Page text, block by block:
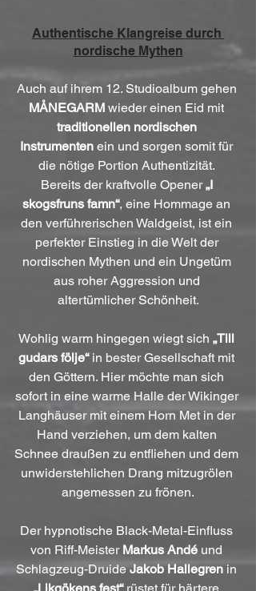
Authentische Klangreise durch
nordische Mythen
Auch auf ihrem 12. Studioalbum gehen
MÅNEGARM wieder einen Eid mit
traditionellen nordischen
Instrumenten ein und sorgen somit für
die nötige Portion Authentizität.
Bereits der kraftvolle Opener „I
skogsfruns famn“, eine Hommage an
den verführerischen Waldgeist, ist ein
perfekter Einstieg in die Welt der
nordischen Mythen und ein Ungetüm
aus roher Aggression und
altertümlicher Schönheit.
Wohlig warm hingegen wiegt sich „Till
gudars följe“ in bester Gesellschaft mit
den Göttern. Hier möchte man sich
sofort in eine warme Halle der Wikinger
Langhäuser mit einem Horn Met in der
Hand verziehen, um dem kalten
Schnee draußen zu entfliehen und dem
unwiderstehlichen Drang mitzugrölen
angemessen zu frönen.
Der hypnotische Black-Metal-Einfluss
von Riff-Meister Markus Andé und
Schlagzeug-Druide Jakob Hallegren in